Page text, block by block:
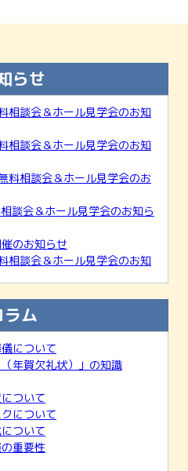
らせ
談会＆ホール見学会のお知
談会＆ホール見学会のお知
料相談会＆ホール見学会のお
談会＆ホール見学会のお知ら
のお知らせ
談会＆ホール見学会のお知
料相談会＆ホール見学会のご
＆ホール見学会のお知らせ
＆ホール見学会のお知らせ
ラム
について
（年賀欠礼状）」の知識
ついて
について
ついて
重要性